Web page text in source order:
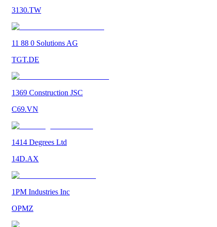
3130.TW
11 88 0 Solutions AG
TGT.DE
1369 Construction JSC
C69.VN
1414 Degrees Ltd
14D.AX
1PM Industries Inc
OPMZ